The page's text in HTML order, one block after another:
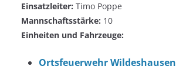
Einsatzleiter: Timo Poppe
Mannschaftsstärke: 10
Einheiten und Fahrzeuge:
Ortsfeuerwehr Wildeshausen